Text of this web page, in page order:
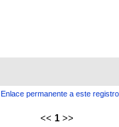
Enlace permanente a este registro
<< 1 >>